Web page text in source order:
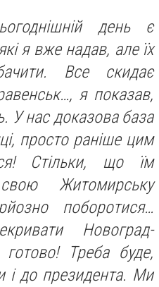
день є
я вже надав, але їх
Все скидає
я показав,
У нас доказова база
просто раніше цим
Стільки, що їм
Житомирську
поборотися…
Новоград-
Треба буде,
і до президента. Ми